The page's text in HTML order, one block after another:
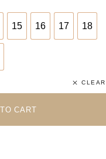
15
15
16
16
17
17
18
18
CLEAR
CART